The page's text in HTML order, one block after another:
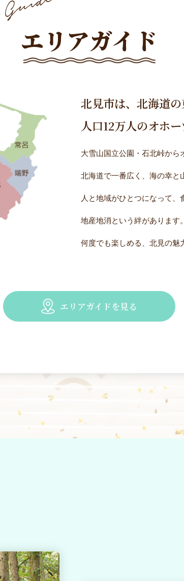
エリアガイド
北見市は、北海道
人口12万人のオホ
大雪山国立公園・石北峠から
北海道で一番広く、海の幸と
人と地域がひとつになって、
地産地消という絆があります
何度でも楽しめる、北見の魅
エリアガイドを見る